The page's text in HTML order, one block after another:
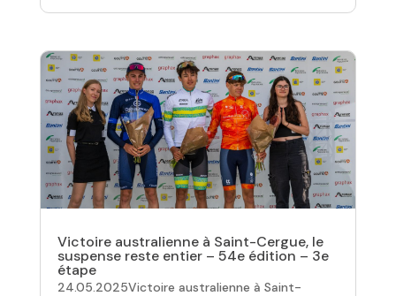
Victoire australienne à Saint-Cergue, le
suspense reste entier – 54e édition – 3e
étape
24.05.2025Victoire australienne à Saint-